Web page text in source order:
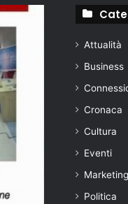
Attualità
Business
Cronaca
Cultura
Eventi
Marketing
Politica